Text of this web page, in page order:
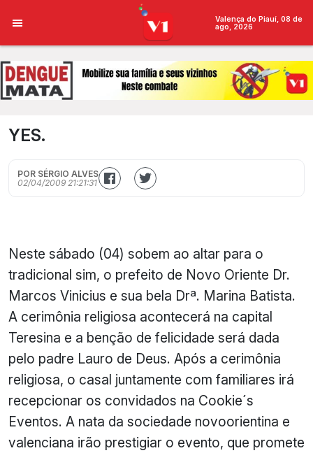
Valença do Piauí, 08 de
ago, 2026
YES.
POR SÉRGIO ALVES
02/04/2009 21:21:31
Neste sábado (04) sobem ao altar para o
tradicional sim, o prefeito de Novo Oriente Dr.
Marcos Vinicius e sua bela Drª. Marina Batista.
A cerimônia religiosa acontecerá na capital
Teresina e a benção de felicidade será dada
pelo padre Lauro de Deus. Após a cerimônia
religiosa, o casal juntamente com familiares irá
recepcionar os convidados na Cookie´s
Eventos. A nata da sociedade novoorientina e
valenciana irão prestigiar o evento, que promete